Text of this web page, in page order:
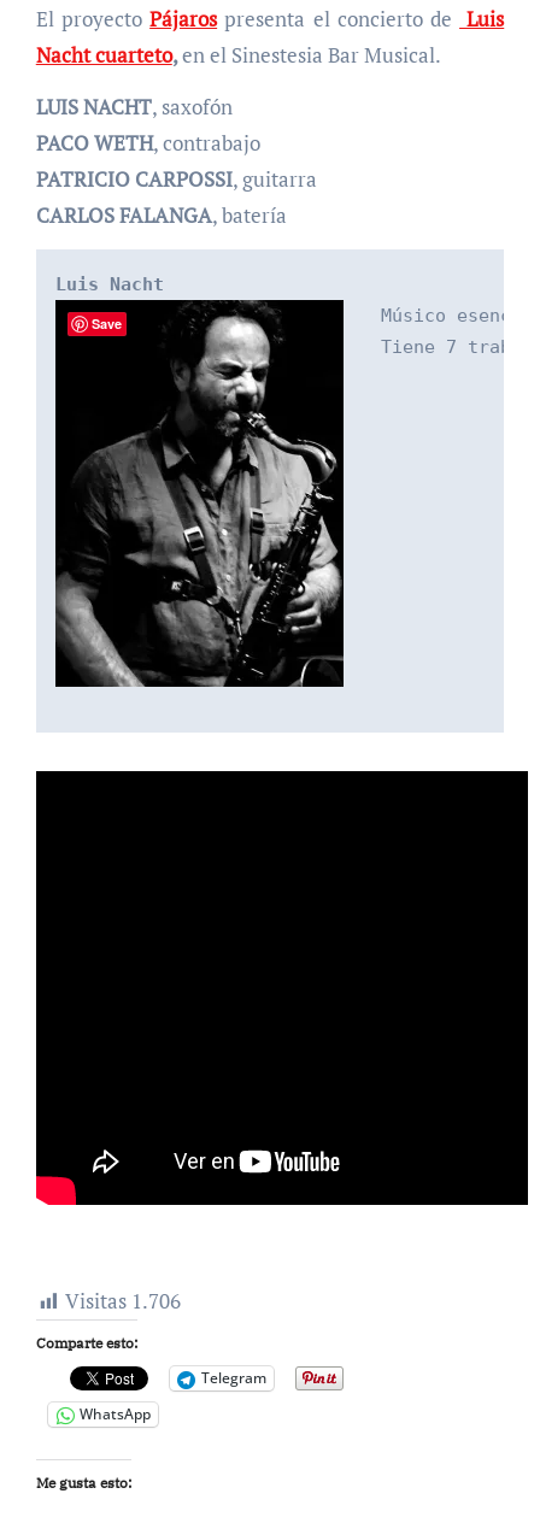
El proyectoPájarospresenta el concierto de Luis
Nacht cuarteto,en el Sinestesia Bar Musical.
LUIS NACHT, saxofón
PACO WETH, contrabajo
PATRICIO CARPOSSI, guitarra
CARLOS FALANGA, batería
Luis Nacht
Músico
Tiene 7
Visitas 1.706
Comparte esto:
Telegram
WhatsApp
Me gusta esto:
Save